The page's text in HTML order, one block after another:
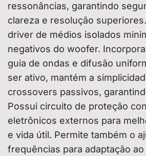
ressonâncias, garantindo
clareza e resolução
driver de médios isolados
negativos do woofer.
guia de ondas e difusão
ser ativo, mantém a
crossovers passivos,
Possui circuito de proteção
eletrônicos externos para
e vida útil. Permite também o
frequências para adaptação